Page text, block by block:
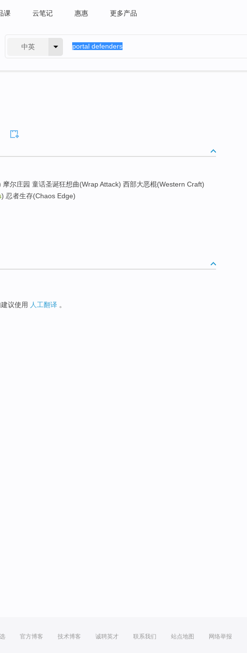
课 云笔记 惠惠 更多产品
中英
摩尔庄园 童话圣诞狂想曲(Wrap Attack) 西部大恶棍(Western Craft)
) 忍者生存(Chaos Edge)
议使用 人工翻译 。
官方博客 技术博客 诚聘英才 联系我们 站点地图 网络举报